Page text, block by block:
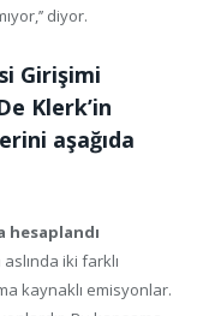
diyor.
Girişimi
Klerk’in
aşağıda
hesaplandı
iki farklı
kaynaklı emisyonlar.